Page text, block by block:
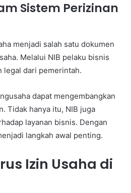
Sistem Perizinan
menjadi salah satu dokumen
Melalui NIB pelaku bisnis
legal dari pemerintah.
dapat mengembangkan
Tidak hanya itu, NIB juga
layanan bisnis. Dengan
langkah awal penting.
Izin Usaha di